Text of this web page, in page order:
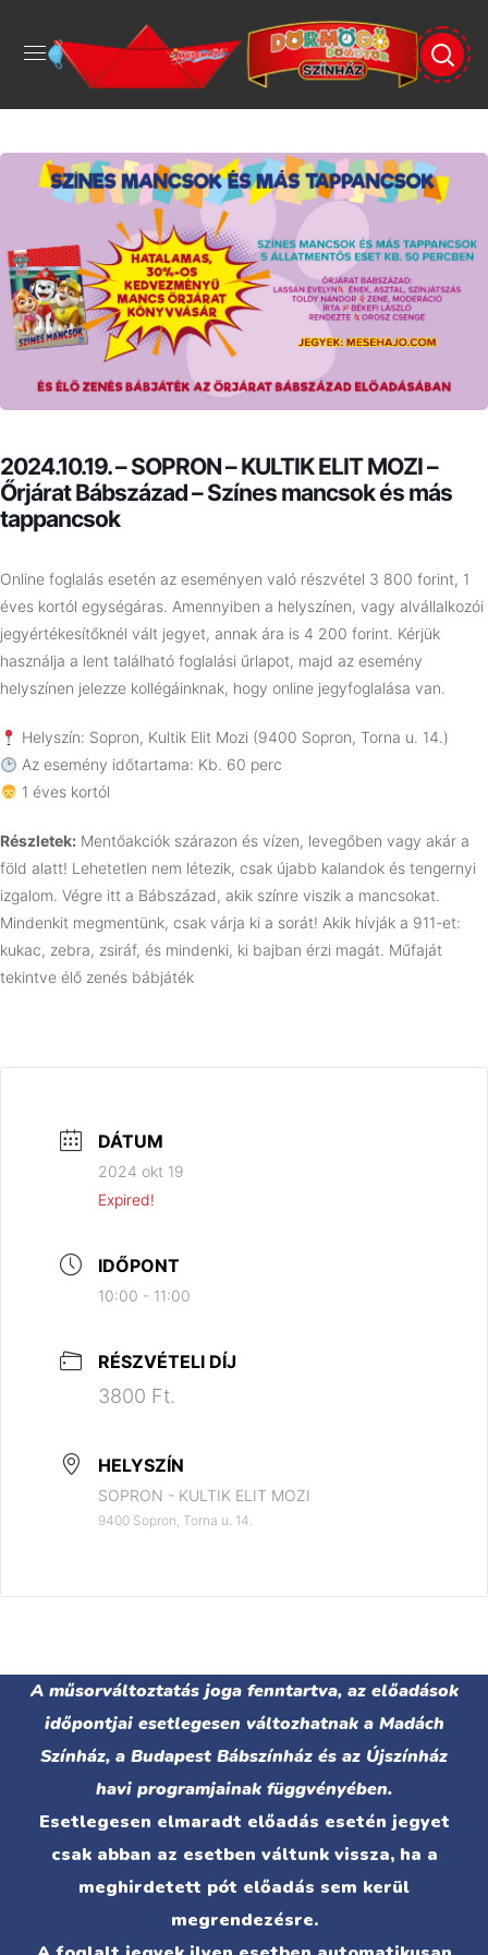
2024.10.19. – SOPRON – KULTIK ELIT MOZI –
Őrjárat Bábszázad – Színes mancsok és más
tappancsok
Online foglalás esetén az eseményen való részvétel 3 800 forint, 1
éves kortól egységáras. Amennyiben a helyszínen, vagy alvállalkozói
jegyértékesítőknél vált jegyet, annak ára is 4 200 forint. Kérjük
használja a lent található foglalási űrlapot, majd az esemény
helyszínen jelezze kollégáinknak, hogy online jegyfoglalása van.
Helyszín: Sopron, Kultik Elit Mozi (9400 Sopron, Torna u. 14.)
Az esemény időtartama: Kb. 60 perc
1 éves kortól
Részletek: Mentőakciók szárazon és vízen, levegőben vagy akár a
föld alatt! Lehetetlen nem létezik, csak újabb kalandok és tengernyi
izgalom. Végre itt a Bábszázad, akik színre viszik a mancsokat.
Mindenkit megmentünk, csak várja ki a sorát! Akik hívják a 911-et:
kukac, zebra, zsiráf, és mindenki, ki bajban érzi magát. Műfaját
tekintve élő zenés bábjáték
DÁTUM
2024 okt 19
Expired!
IDŐPONT
10:00 - 11:00
RÉSZVÉTELI DÍJ
3800 Ft.
HELYSZÍN
SOPRON - KULTIK ELIT MOZI
9400 Sopron, Torna u. 14.
A műsorváltoztatás joga fenntartva, az előadások
időpontjai esetlegesen változhatnak a Madách
Színház, a Budapest Bábszínház és az Újszínház
havi programjainak függvényében.
Esetlegesen elmaradt előadás esetén jegyet
csak abban az esetben váltunk vissza, ha a
meghirdetett pót előadás sem kerül
megrendezésre.